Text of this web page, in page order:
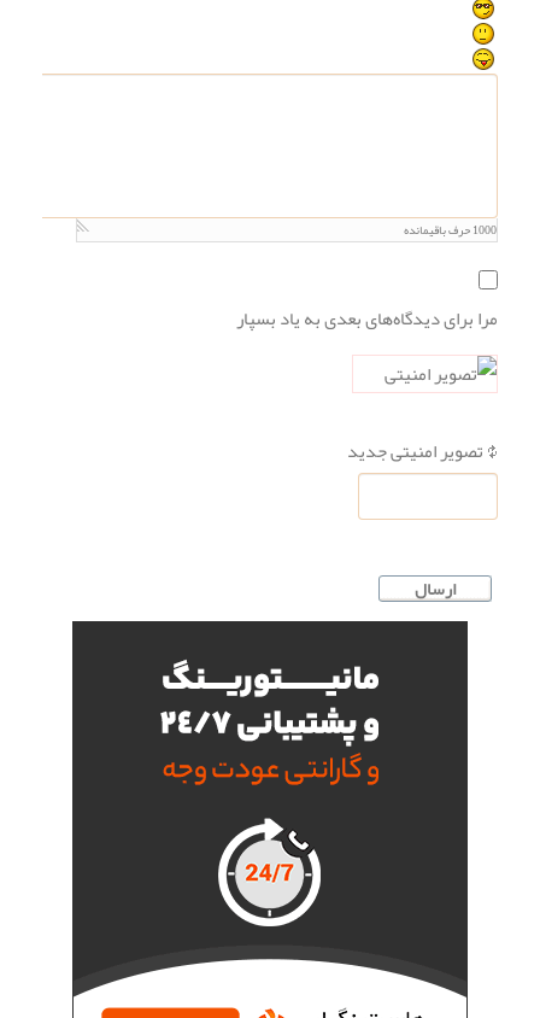
1000حرف باقیمانده
مرا برای دیدگاه‌های بعدی به یاد بسپار
تصویر امنیتی جدید
ارسال